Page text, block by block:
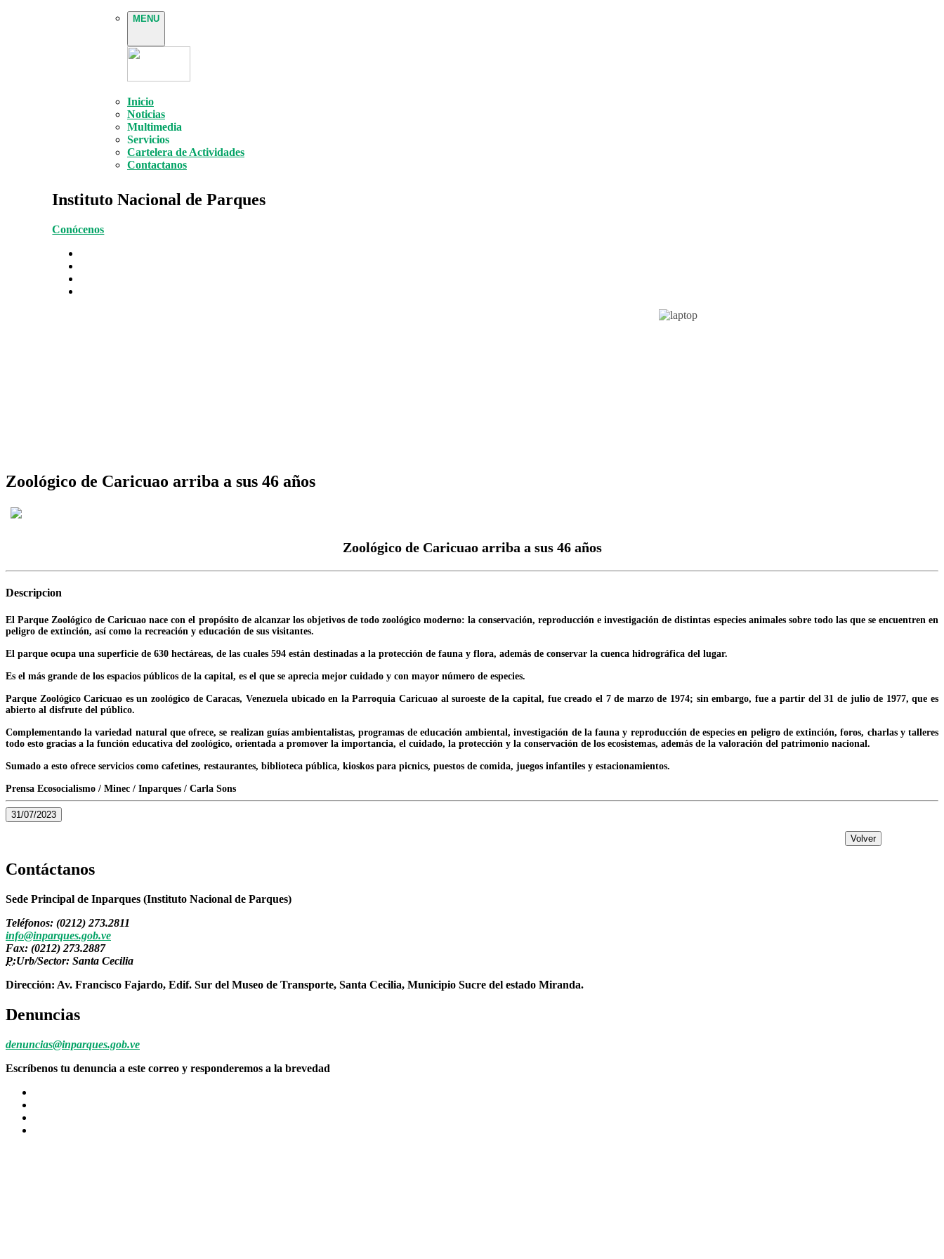
MENU
Inicio
Noticias
Multimedia
Servicios
Cartelera de Actividades
Contactanos
Instituto Nacional de Parques
Conócenos
Zoológico de Caricuao arriba a sus 46 años
Zoológico de Caricuao arriba a sus 46 años
Descripcion
El Parque Zoológico de Caricuao nace con el propósito de alcanzar los objetivos de todo zoológico moderno: la conservación, reproducción e investigación de distintas especies animales sobre todo las que se encuentren en
peligro de extinción, así como la recreación y educación de sus visitantes.
El parque ocupa una superficie de 630 hectáreas, de las cuales 594 están destinadas a la protección de fauna y flora, además de conservar la cuenca hidrográfica del lugar.
Es el más grande de los espacios públicos de la capital, es el que se aprecia mejor cuidado y con mayor número de especies.
Parque Zoológico Caricuao es un zoológico de Caracas, Venezuela ubicado en la Parroquia Caricuao al suroeste de la capital, fue creado el 7 de marzo de 1974; sin embargo, fue a partir del 31 de julio de 1977, que es
abierto al disfrute del público.
Complementando la variedad natural que ofrece, se realizan guías ambientalistas, programas de educación ambiental, investigación de la fauna y reproducción de especies en peligro de extinción, foros, charlas y talleres
todo esto gracias a la función educativa del zoológico, orientada a promover la importancia, el cuidado, la protección y la conservación de los ecosistemas, además de la valoración del patrimonio nacional.
Sumado a esto ofrece servicios como cafetines, restaurantes, biblioteca pública, kioskos para picnics, puestos de comida, juegos infantiles y estacionamientos.
Prensa Ecosocialismo / Minec / Inparques / Carla Sons
31/07/2023
Volver
Contáctanos
Sede Principal de Inparques (Instituto Nacional de Parques)
Teléfonos: (0212) 273.2811
info@inparques.gob.ve
Fax: (0212) 273.2887
P:Urb/Sector: Santa Cecilia
Dirección: Av. Francisco Fajardo, Edif. Sur del Museo de Transporte, Santa Cecilia, Municipio Sucre del estado Miranda.
Denuncias
denuncias@inparques.gob.ve
Escríbenos tu denuncia a este correo y responderemos a la brevedad